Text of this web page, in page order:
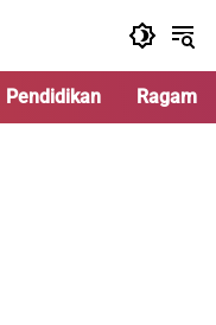
Pendidikan Ragam